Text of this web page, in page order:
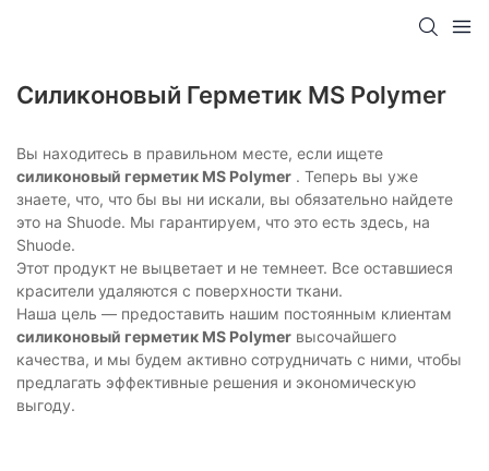
Силиконовый Герметик MS Polymer
Вы находитесь в правильном месте, если ищете
силиконовый герметик MS Polymer . Теперь вы уже
знаете, что, что бы вы ни искали, вы обязательно найдете
это на Shuode. Мы гарантируем, что это есть здесь, на
Shuode.
Этот продукт не выцветает и не темнеет. Все оставшиеся
красители удаляются с поверхности ткани.
Наша цель — предоставить нашим постоянным клиентам
силиконовый герметик MS Polymer высочайшего
качества, и мы будем активно сотрудничать с ними, чтобы
предлагать эффективные решения и экономическую
выгоду.